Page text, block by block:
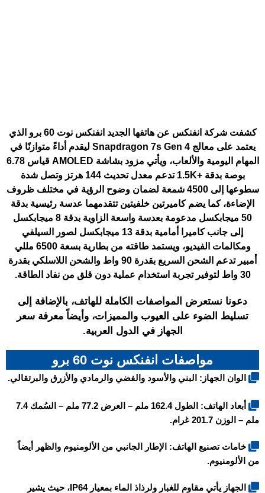
كشفت شركة انفنكس عن هاتفها الجديد انفنكس نوت 60 برو
الذي
يعتمد على معالج Snapdragon 7s Gen 4 ليقدم أداءً متوازنًا في
المهام اليومية والألعاب، ويأتي مزود بشاشة AMOLED قياس 6.78
بوصة بدقة +1.5K تدعم معدل تحديث 144 هرتز وتصل شدة
سطوعها إلى 4500 شمعة لضمان وضوح الرؤية في مختلف ظروف
الإضاءة، كما يضم كاميرتين خلفيتين تتقدمهما عدسة رئيسية بدقة
50 ميجابكسل مدعومة بعدسة واسعة الزاوية بدقة 8 ميجابكسل
إلى جانب كاميرا أمامية بدقة 13 ميجابكسل لصور السيلفي
ومكالمات الفيديو، ويستمد طاقته من بطارية بسعة 6500 مللي
أمبير تدعم الشحن السريع بقدرة 90 واط والشحن اللاسلكي بقدرة
30 واط لتوفير تجربة استخدام عملية دون قلق من نفاد الطاقة.
دعونا نستعرض المواصفات الكاملة للهاتف، بالإضافة إلى
تسليط الضوء على العيوب والمميزات، وأيضاً معرفة سعر
الجهاز في الدول العربية.
مواصفات انفنكس نوت 60 برو
الوان الجهاز: البني والأسود والفضي والرمادي والأزرق والبرتقالي.
أبعاد الهاتف: الطول 162.4 ملم – العرض 77.2 ملم – السُمك 7.4
ملم – الوزن 201.7 غرام.
خامات تصنيع الهاتف: الإطار الجانبي من الألومنيوم والظهر أيضاً
من الألومنيوم.
الجهاز يأتي مقاوم للغبار ولرذاذ الماء بمعيار IP64، حيث يشير